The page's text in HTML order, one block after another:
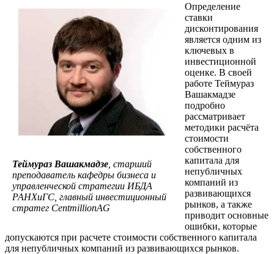
Теймураз Вашакмадзе , старший
преподаватель кафедры бизнеса и
управленческой стратегии ИБДА
РАНХиГС, главный инвестиционный
стратег CentmillionAG
Определение
ставки
дисконтирования
является одним из
ключевых в
инвестиционной
оценке. В своей
работе Теймураз
Вашакмадзе
подробно
рассматривает
методики расчёта
стоимости
собственного
капитала для
непубличных
компаний из
развивающихся
рынков, а также
приводит основные
ошибки, которые
допускаются при расчете стоимости собственного капитала
для непубличных компаний из развивающихся рынков.